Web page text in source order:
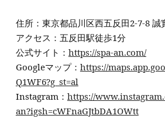
住所：東京都品川区西五反田2-7-8 誠
アクセス：五反田駅徒歩1分
公式サイト： https://spa-an.com/
Googleマップ： https://
Q1WF6?g_st=al
Instagram： https://
an?igsh=cWFnaGJtbDA1OWtt